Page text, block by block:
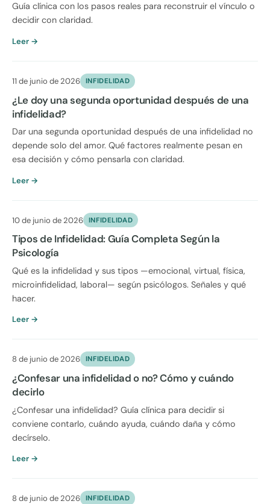
Guía clínica con los pasos reales para reconstruir el vínculo o
decidir con claridad.
Leer →
11 de junio de 2026 INFIDELIDAD
¿Le doy una segunda oportunidad después de una
infidelidad?
Dar una segunda oportunidad después de una infidelidad no
depende solo del amor. Qué factores realmente pesan en
esa decisión y cómo pensarla con claridad.
Leer →
10 de junio de 2026 INFIDELIDAD
Tipos de Infidelidad: Guía Completa Según la
Psicología
Qué es la infidelidad y sus tipos —emocional, virtual, física,
microinfidelidad, laboral— según psicólogos. Señales y qué
hacer.
Leer →
8 de junio de 2026 INFIDELIDAD
¿Confesar una infidelidad o no? Cómo y cuándo
decirlo
¿Confesar una infidelidad? Guía clínica para decidir si
conviene contarlo, cuándo ayuda, cuándo daña y cómo
decírselo.
Leer →
8 de junio de 2026 INFIDELIDAD